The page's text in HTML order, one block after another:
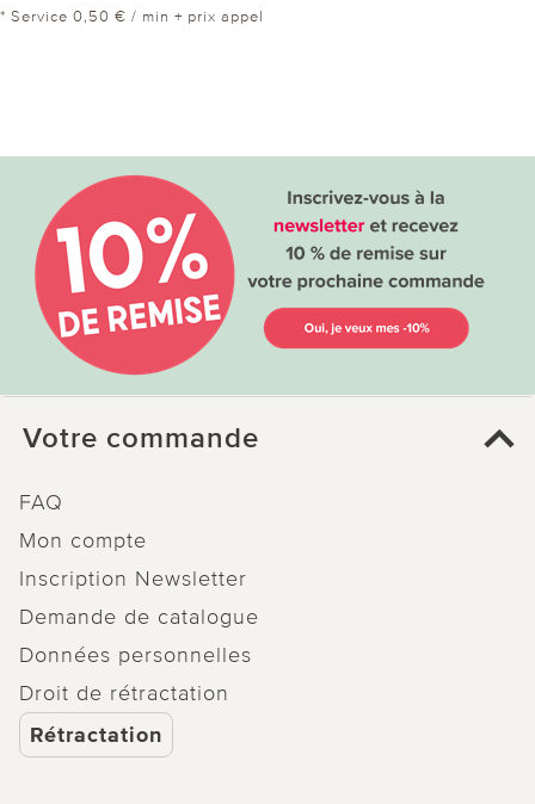
* Service 0,50 € / min + prix appel
Votre commande
FAQ
Mon compte
Inscription Newsletter
Demande de catalogue
Données personnelles
Droit de rétractation
Rétractation